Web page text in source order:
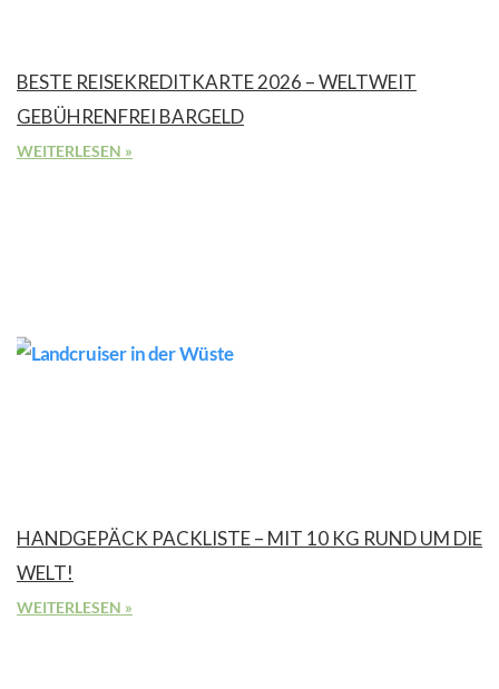
BESTE REISEKREDITKARTE 2026 – WELTWEIT
GEBÜHRENFREI BARGELD
WEITERLESEN »
HANDGEPÄCK PACKLISTE – MIT 10 KG RUND UM DIE
WELT!
WEITERLESEN »